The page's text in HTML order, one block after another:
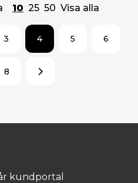
10 25 50 Visa alla
3 4 5 6
8
kundportal